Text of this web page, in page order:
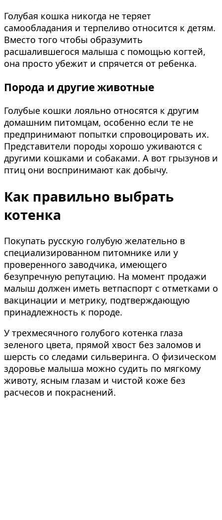
Голубая кошка никогда не теряет
самообладания и терпеливо относится к детям.
Вместо того чтобы образумить
расшалившегося малыша с помощью когтей,
она просто убежит и спрячется от ребенка.
Порода и другие животные
Голубые кошки лояльно относятся к другим
домашним питомцам, особенно если те не
предпринимают попытки спровоцировать их.
Представители породы хорошо уживаются с
другими кошками и собаками. А вот грызунов и
птиц они воспринимают как добычу.
Как правильно выбрать
котенка
Покупать русскую голубую желательно в
специализированном питомнике или у
проверенного заводчика, имеющего
безупречную репутацию. На момент продажи
малыш должен иметь ветпаспорт с отметками о
вакцинации и метрику, подтверждающую
принадлежность к породе.
У трехмесячного голубого котенка глаза
зеленого цвета, прямой хвост без заломов и
шерсть со следами сильверинга. О физическом
здоровье малыша можно судить по мягкому
животу, ясным глазам и чистой коже без
расчесов и покраснений.